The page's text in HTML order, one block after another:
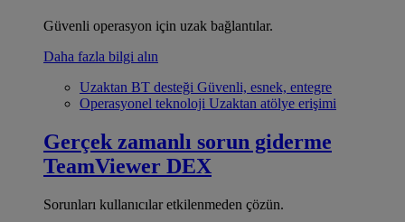
Güvenli operasyon için uzak bağlantılar.
Daha fazla bilgi alın
Uzaktan BT desteği Güvenli, esnek, entegre
Operasyonel teknoloji Uzaktan atölye erişimi
Gerçek zamanlı sorun giderme
TeamViewer DEX
Sorunları kullanıcılar etkilenmeden çözün.